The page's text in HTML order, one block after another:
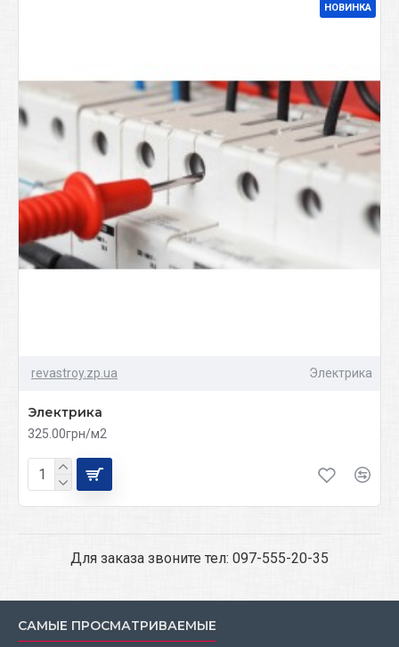
НОВИНКА
revastroy.zp.ua Электрика
Электрика
325.00грн/м2
Для заказа звоните тел: 097-555-20-35
САМЫЕ ПРОСМАТРИВАЕМЫЕ